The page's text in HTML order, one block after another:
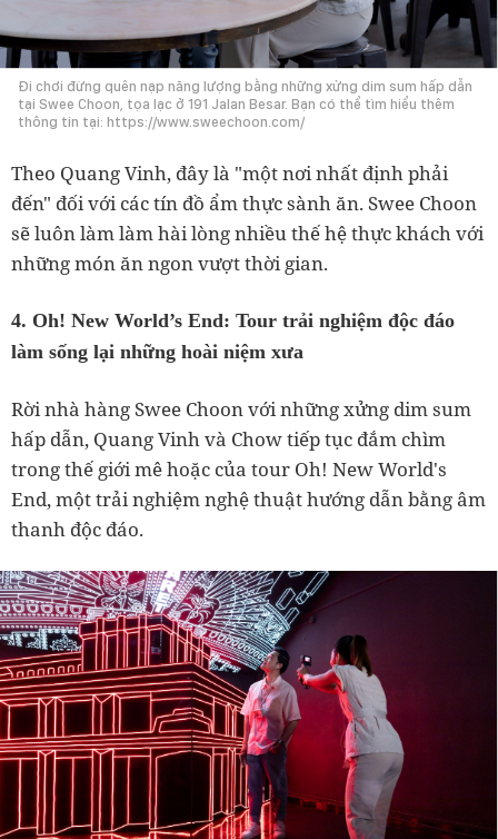
Đi chơi đừng quên nạp năng lượng bằng những xửng dim sum hấp dẫn
tại Swee Choon, tọa lạc ở 191 Jalan Besar. Bạn có thể tìm hiểu thêm
thông tin tại: https://www.sweechoon.com/
Theo Quang Vinh, đây là "một nơi nhất định phải
đến" đối với các tín đồ ẩm thực sành ăn. Swee Choon
sẽ luôn làm làm hài lòng nhiều thế hệ thực khách với
những món ăn ngon vượt thời gian.
4. Oh! New World’s End: Tour trải nghiệm độc đáo
làm sống lại những hoài niệm xưa
Rời nhà hàng Swee Choon với những xửng dim sum
hấp dẫn, Quang Vinh và Chow tiếp tục đắm chìm
trong thế giới mê hoặc của tour Oh! New World's
End, một trải nghiệm nghệ thuật hướng dẫn bằng âm
thanh độc đáo.